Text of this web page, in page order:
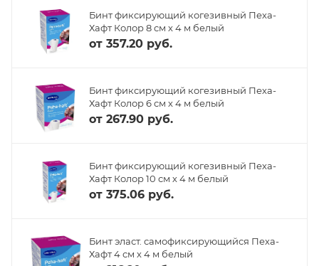
Бинт фиксирующий когезивный Пеха-
Хафт Колор 8 см х 4 м белый
от 357.20 руб.
Бинт фиксирующий когезивный Пеха-
Хафт Колор 6 см х 4 м белый
от 267.90 руб.
Бинт фиксирующий когезивный Пеха-
Хафт Колор 10 см х 4 м белый
от 375.06 руб.
Бинт эласт. самофиксирующийся Пеха-
Хафт 4 см х 4 м белый